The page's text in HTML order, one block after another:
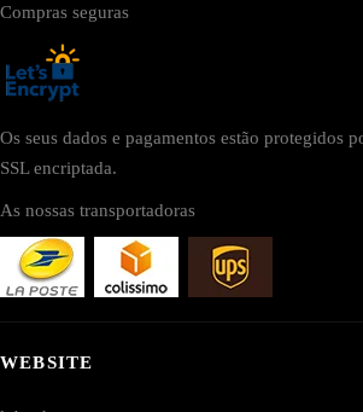
Compras seguras
Os seus dados e pagamentos estão protegidos
SSL encriptada.
As nossas transportadoras
WEBSITE